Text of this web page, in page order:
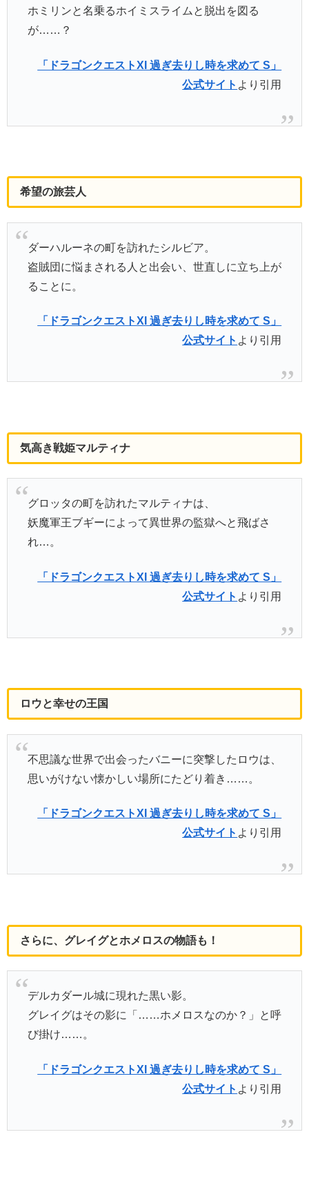
ホミリンと名乗るホイミスライムと脱出を図る
が……？
「ドラゴンクエストXI 過ぎ去りし時を求めて S」
公式サイト より引用
希望の旅芸人
ダーハルーネの町を訪れたシルビア。
盗賊団に悩まされる人と出会い、世直しに立ち上が
ることに。
「ドラゴンクエストXI 過ぎ去りし時を求めて S」
公式サイト より引用
気高き戦姫マルティナ
グロッタの町を訪れたマルティナは、
妖魔軍王ブギーによって異世界の監獄へと飛ばさ
れ…。
「ドラゴンクエストXI 過ぎ去りし時を求めて S」
公式サイト より引用
ロウと幸せの王国
不思議な世界で出会ったバニーに突撃したロウは、
思いがけない懐かしい場所にたどり着き……。
「ドラゴンクエストXI 過ぎ去りし時を求めて S」
公式サイト より引用
さらに、グレイグとホメロスの物語も！
デルカダール城に現れた黒い影。
グレイグはその影に「……ホメロスなのか？」と呼
び掛け……。
「ドラゴンクエストXI 過ぎ去りし時を求めて S」
公式サイト より引用